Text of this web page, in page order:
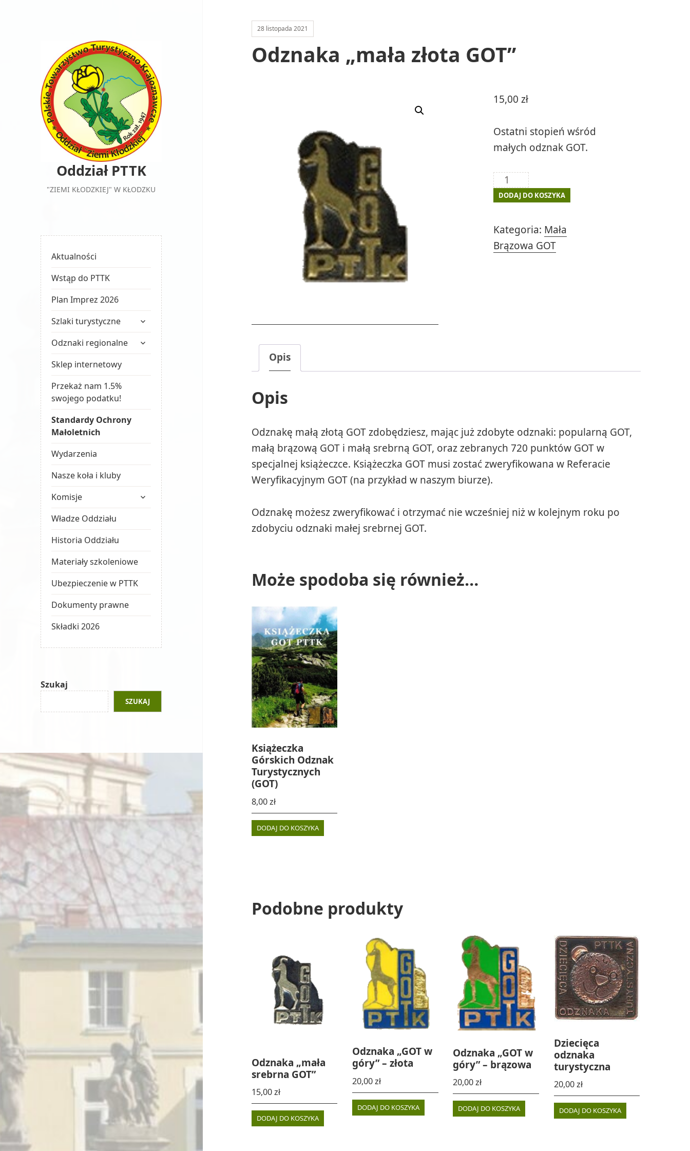
Oddział PTTK
"ZIEMI KŁODZKIEJ" W KŁODZKU
Aktualności
Wstąp do PTTK
Plan Imprez 2026
Szlaki turystyczne
rozwiń
menu
potomne
Odznaki regionalne
rozwiń
menu
potomne
Sklep internetowy
Przekaż nam 1.5%
swojego podatku!
Standardy Ochrony
Małoletnich
Wydarzenia
Nasze koła i kluby
Komisje
rozwiń
menu
potomne
Władze Oddziału
Historia Oddziału
Materiały szkoleniowe
Ubezpieczenie w PTTK
Dokumenty prawne
Składki 2026
Szukaj
SZUKAJ
28 listopada 2021
Odznaka „mała złota GOT”
15,00 zł
Ostatni stopień wśród
małych odznak GOT.
ilość
Odznaka
złota
GOT"
DODAJ DO KOSZYKA
Kategoria: Mała
Brązowa GOT
Opis
Opis
Odznakę małą złotą GOT zdobędziesz, mając już zdobyte odznaki: popularną GOT,
małą brązową GOT i małą srebrną GOT, oraz zebranych 720 punktów GOT w
specjalnej książeczce. Książeczka GOT musi zostać zweryfikowana w Referacie
Weryfikacyjnym GOT (na przykład w naszym biurze).
Odznakę możesz zweryfikować i otrzymać nie wcześniej niż w kolejnym roku po
zdobyciu odznaki małej srebrnej GOT.
Może spodoba się również…
Książeczka
Górskich Odznak
Turystycznych
(GOT)
8,00zł
DODAJ DO KOSZYKA
Podobne produkty
Odznaka „mała
srebrna GOT”
15,00zł
DODAJ DO KOSZYKA
Odznaka „GOT w
góry” – złota
20,00zł
DODAJ DO KOSZYKA
Odznaka „GOT w
góry” – brązowa
20,00zł
DODAJ DO KOSZYKA
Dziecięca
odznaka
turystyczna
20,00zł
DODAJ DO KOSZYKA